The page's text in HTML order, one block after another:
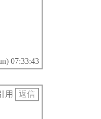
07:33:43
用